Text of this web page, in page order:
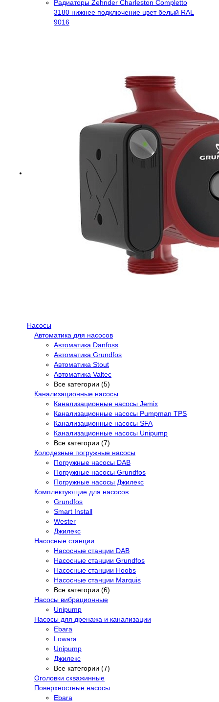
Радиаторы Zehnder Charleston Completto
3180 нижнее подключение цвет белый RAL
9016
Насосы
Автоматика для насосов
Автоматика Danfoss
Автоматика Grundfos
Автоматика Stout
Автоматика Valtec
Все категории (5)
Канализационные насосы
Канализационные насосы Jemix
Канализационные насосы Pumpman TPS
Канализационные насосы SFA
Канализационные насосы Unipump
Все категории (7)
Колодезные погружные насосы
Погружные насосы DAB
Погружные насосы Grundfos
Погружные насосы Джилекс
Комплектующие для насосов
Grundfos
Smart Install
Wester
Джилекс
Насосные станции
Насосные станции DAB
Насосные станции Grundfos
Насосные станции Hoobs
Насосные станции Marquis
Все категории (6)
Насосы вибрационные
Unipump
Насосы для дренажа и канализации
Ebara
Lowara
Unipump
Джилекс
Все категории (7)
Оголовки скважинные
Поверхностные насосы
Ebara